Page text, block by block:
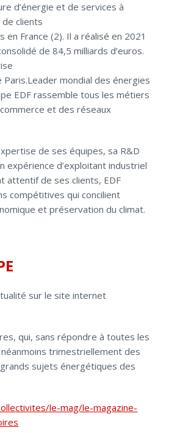
d’énergie et de services à
clients
en France (2). Il a réalisé en 2021
de 84,5 milliards d’euros.
mondial des énergies
EDF rassemble tous les métiers
et des réseaux
de ses équipes, sa R&D
expérience d’exploitant industriel
attentif de ses clients, EDF
compétitives qui concilient
et préservation du climat.
sur le site internet
qui, sans répondre à toutes les
trimestriellement des
sujets énergétiques des
le-mag/le-magazine-